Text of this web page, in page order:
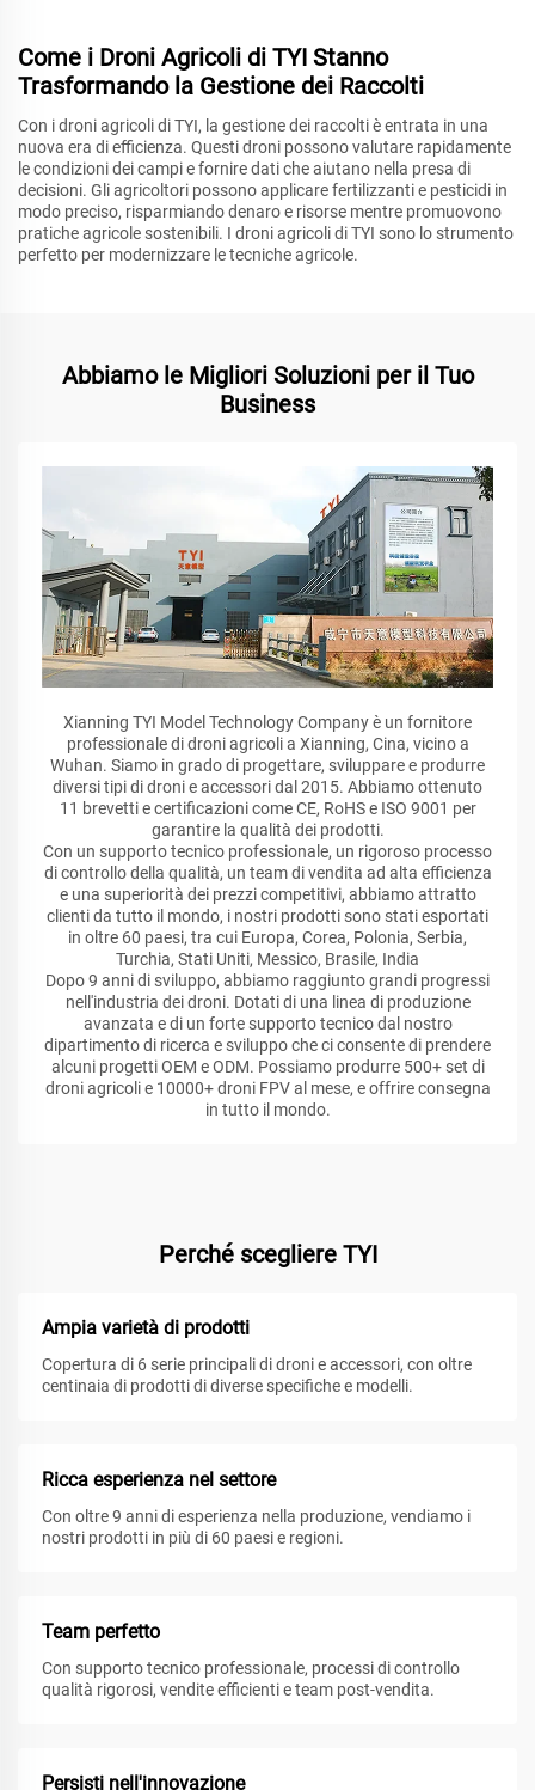
Come i Droni Agricoli di TYI Stanno
Trasformando la Gestione dei Raccolti
Con i droni agricoli di TYI, la gestione dei raccolti è entrata in una
nuova era di efficienza. Questi droni possono valutare rapidamente
le condizioni dei campi e fornire dati che aiutano nella presa di
decisioni. Gli agricoltori possono applicare fertilizzanti e pesticidi in
modo preciso, risparmiando denaro e risorse mentre promuovono
pratiche agricole sostenibili. I droni agricoli di TYI sono lo strumento
perfetto per modernizzare le tecniche agricole.
Abbiamo le Migliori Soluzioni per il Tuo
Business
Xianning TYI Model Technology Company è un fornitore
professionale di droni agricoli a Xianning, Cina, vicino a
Wuhan. Siamo in grado di progettare, sviluppare e produrre
diversi tipi di droni e accessori dal 2015. Abbiamo ottenuto
11 brevetti e certificazioni come CE, RoHS e ISO 9001 per
garantire la qualità dei prodotti.
Con un supporto tecnico professionale, un rigoroso processo
di controllo della qualità, un team di vendita ad alta efficienza
e una superiorità dei prezzi competitivi, abbiamo attratto
clienti da tutto il mondo, i nostri prodotti sono stati esportati
in oltre 60 paesi, tra cui Europa, Corea, Polonia, Serbia,
Turchia, Stati Uniti, Messico, Brasile, India
Dopo 9 anni di sviluppo, abbiamo raggiunto grandi progressi
nell'industria dei droni. Dotati di una linea di produzione
avanzata e di un forte supporto tecnico dal nostro
dipartimento di ricerca e sviluppo che ci consente di prendere
alcuni progetti OEM e ODM. Possiamo produrre 500+ set di
droni agricoli e 10000+ droni FPV al mese, e offrire consegna
in tutto il mondo.
Perché scegliere TYI
Ampia varietà di prodotti
Copertura di 6 serie principali di droni e accessori, con oltre
centinaia di prodotti di diverse specifiche e modelli.
Ricca esperienza nel settore
Con oltre 9 anni di esperienza nella produzione, vendiamo i
nostri prodotti in più di 60 paesi e regioni.
Team perfetto
Con supporto tecnico professionale, processi di controllo
qualità rigorosi, vendite efficienti e team post-vendita.
Persisti nell'innovazione